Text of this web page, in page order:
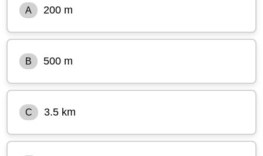
A 200 m
B 500 m
C 3.5 km